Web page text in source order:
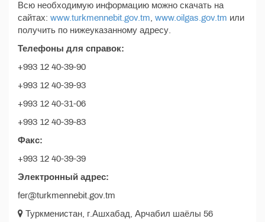
Всю необходимую информацию можно скачать на
сайтах: www.turkmennebit.gov.tm www.oilgas.gov.tm или
получить по нижеуказанному адресу.
Телефоны для справок:
+993 12 40-39-90
+993 12 40-39-93
+993 12 40-31-06
+993 12 40-39-83
Факс:
+993 12 40-39-39
Электронный адрес:
fer@turkmennebit.gov.tm
Туркменистан, г.Ашхабад, Арчабил шаёлы 56